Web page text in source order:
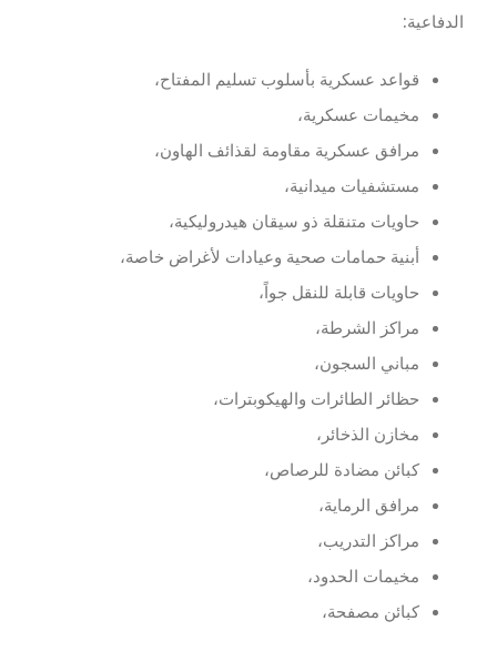
الدفاعية:
قواعد عسكرية بأسلوب تسليم المفتاح،
مخيمات عسكرية،
مرافق عسكرية مقاومة لقذائف الهاون،
مستشفيات ميدانية،
حاويات متنقلة ذو سيقان هيدروليكية،
أبنية حمامات صحية وعيادات لأغراض خاصة،
حاويات قابلة للنقل جواً،
مراكز الشرطة،
مباني السجون،
حظائر الطائرات والهيكوبترات،
مخازن الذخائر،
كبائن مضادة للرصاص،
مرافق الرماية،
مراكز التدريب،
مخيمات الحدود،
كبائن مصفحة،